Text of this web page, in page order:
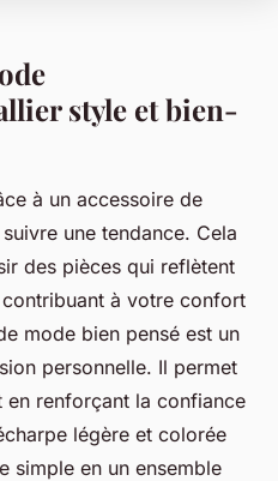
style et bien-
à un accessoire de
une tendance. Cela
des pièces qui reflètent
à votre confort
mode bien pensé est un
personnelle. Il permet
en renforçant la confiance
légère et colorée
simple en un ensemble